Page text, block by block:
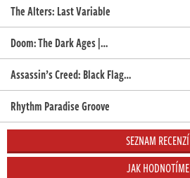
The Alters: Last Variable
Doom: The Dark Ages |…
Assassin’s Creed: Black Flag…
Rhythm Paradise Groove
SEZNAM RECENZÍ
JAK HODNOTÍME